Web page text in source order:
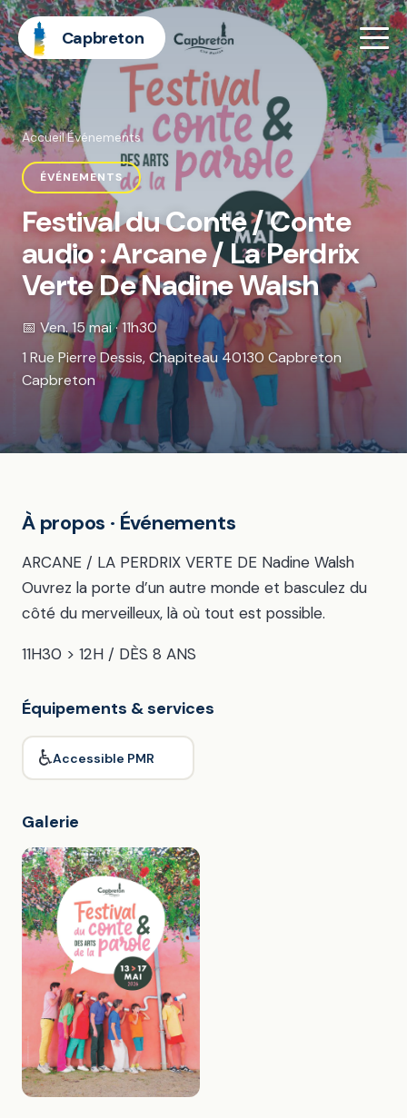
Capbreton
Accueil·Événements
ÉVÉNEMENTS
Festival du Conte / Conte
audio : Arcane / La Perdrix
Verte De Nadine Walsh
📅 Ven. 15 mai · 11h30
1 Rue Pierre Dessis, Chapiteau 40130 Capbreton
Capbreton
À propos · Événements
ARCANE / LA PERDRIX VERTE DE Nadine Walsh
Ouvrez la porte d’un autre monde et basculez du
côté du merveilleux, là où tout est possible.
11H30 > 12H / DÈS 8 ANS
Équipements & services
♿Accessible PMR
Galerie